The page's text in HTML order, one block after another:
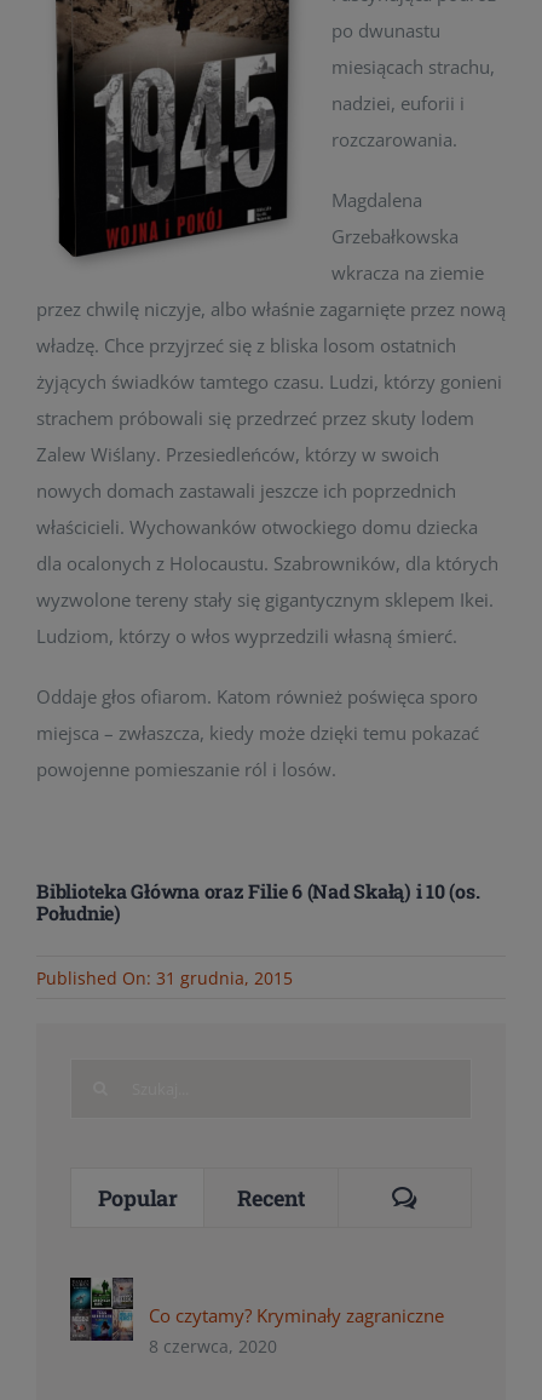
po dwunastu
miesiącach strachu,
nadziei, euforii i
rozczarowania.
Magdalena
Grzebałkowska
wkracza na ziemie
przez chwilę niczyje, albo właśnie zagarnięte przez nową
władzę. Chce przyjrzeć się z bliska losom ostatnich
żyjących świadków tamtego czasu. Ludzi, którzy gonieni
strachem próbowali się przedrzeć przez skuty lodem
Zalew Wiślany. Przesiedleńców, którzy w swoich
nowych domach zastawali jeszcze ich poprzednich
właścicieli. Wychowanków otwockiego domu dziecka
dla ocalonych z Holocaustu. Szabrowników, dla których
wyzwolone tereny stały się gigantycznym sklepem Ikei.
Ludziom, którzy o włos wyprzedzili własną śmierć.
Oddaje głos ofiarom. Katom również poświęca sporo
miejsca – zwłaszcza, kiedy może dzięki temu pokazać
powojenne pomieszanie ról i losów.
Biblioteka Główna oraz Filie 6 (Nad Skałą) i 10 (os.
Południe)
Published On: 31 grudnia, 2015
Popular Recent Comments
Co czytamy? Kryminały zagraniczne
8 czerwca, 2020